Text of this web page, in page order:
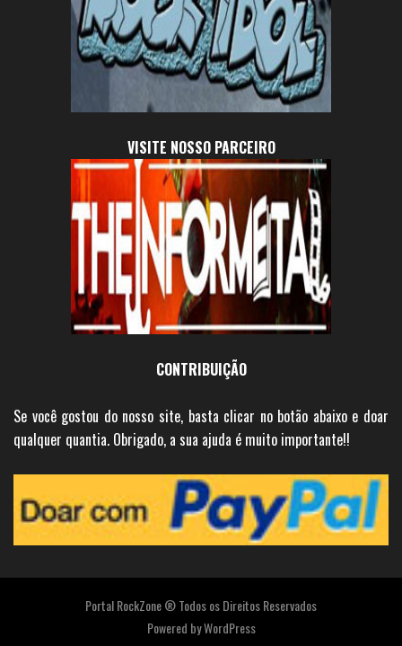
VISITE NOSSO PARCEIRO
CONTRIBUIÇÃO
Se você gostou do nosso site, basta clicar no botão abaixo e doar
qualquer quantia. Obrigado, a sua ajuda é muito importante!!
Portal RockZone ® Todos os Direitos Reservados
Powered byWordPress